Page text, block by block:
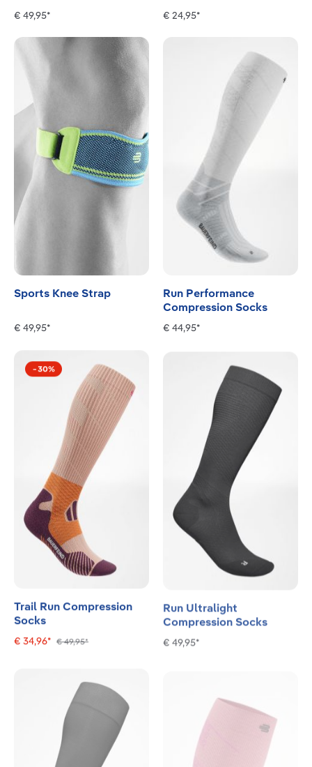
€ 49,95* € 24,95*
Sports Knee Strap
€ 49,95*
Run Performance
Compression Socks
€ 44,95*
− 30%
Trail Run Compression
Socks
€ 34,96* € 49,95*
Run Ultralight
Compression Socks
€ 49,95*